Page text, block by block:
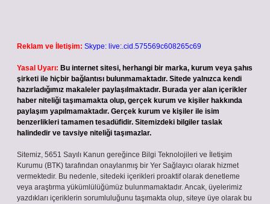
Reklam ve İletişim: Skype: live:.cid.575569c608265c69
Yasal Uyarı: Bu internet sitesi, herhangi bir marka, kurum veya şahıs
şirketi ile hiçbir bağlantısı bulunmamaktadır. Sitede yalnızca kendi
hazırladığımız makaleler paylaşılmaktadır. Burada yer alan içerikler
haber niteliği taşımamakta olup, gerçek kurum ve kişiler hakkında
paylaşım yapılmamaktadır. Gerçek kurum ve kişiler ile isim
benzerlikleri tamamen tesadüfidir. Sitemizdeki bilgiler taslak
halindedir ve tavsiye niteliği taşımazlar.
Sitemiz, 5651 Sayılı Kanun gereğince Bilgi Teknolojileri ve İletişim
Kurumu (BTK) tarafından onaylanmış bir Yer Sağlayıcı olarak hizmet
vermektedir. Bu nedenle, sitedeki içerikleri proaktif olarak denetleme
veya araştırma yükümlülüğümüz bulunmamaktadır. Ancak, üyelerimiz
yazdıkları içeriklerin sorumluluğunu taşımakta olup, siteye üye olarak bu